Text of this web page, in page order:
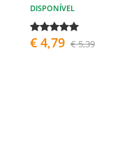
DISPONÍVEL
€ 4,79 € 5,39